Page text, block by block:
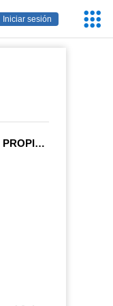
Iniciar sesión
MATERIALES Y PROPIEDADES